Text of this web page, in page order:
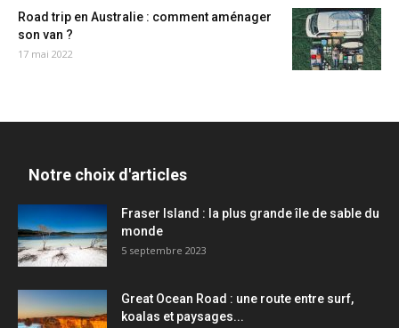
Road trip en Australie : comment aménager
son van ?
17 mai 2022
Notre choix d'articles
Fraser Island : la plus grande île de sable du
monde
5 septembre 2023
Great Ocean Road : une route entre surf,
koalas et paysages...